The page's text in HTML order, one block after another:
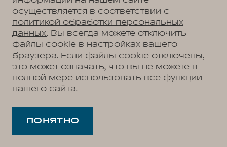
осуществляется в соответствии с
политикой обработки персональных
данных. Вы всегда можете отключить
файлы cookie в настройках вашего
браузера. Если файлы cookie отключены,
это может означать, что вы не можете в
полной мере использовать все функции
нашего сайта.
ПОНЯТНО